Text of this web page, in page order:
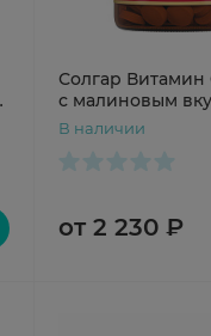
Солгар Витамин
с малиновым
таблетки N90
В наличии
от 2 230 ₽